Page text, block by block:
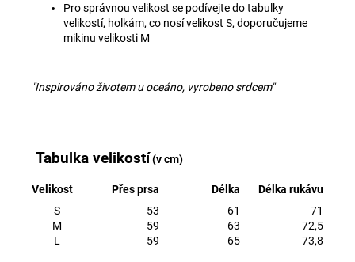
Pro správnou velikost se podívejte do tabulky
velikostí, holkám, co nosí velikost S, doporučujeme
mikinu velikosti M
"Inspirováno životem u oceáno, vyrobeno srdcem"
Tabulka velikostí(v cm)
Velikost Přes prsa Délka
Délka rukávu
S
53 61
71
M
59 63
72,5
L
59 65 73,8